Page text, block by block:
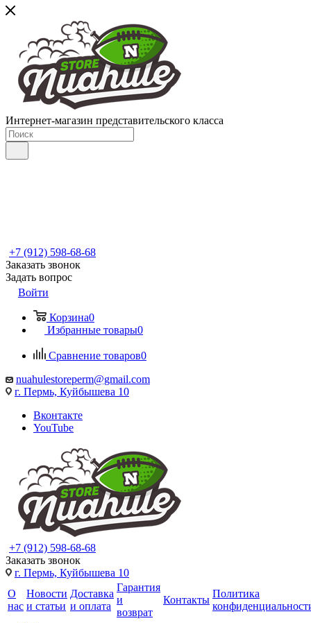
Интернет-магазин представительского класса
+7 (912) 598-68-68
Заказать звонок
Задать вопрос
Войти
Корзина0
Избранные товары0
Сравнение товаров0
nuahulestoreperm@gmail.com
г. Пермь, Куйбышева 10
Вконтакте
YouTube
+7 (912) 598-68-68
Заказать звонок
г. Пермь, Куйбышева 10
О
нас
Новости
и статьи
Доставка
и оплата
Гарантия
и
возврат
Контакты
Политика